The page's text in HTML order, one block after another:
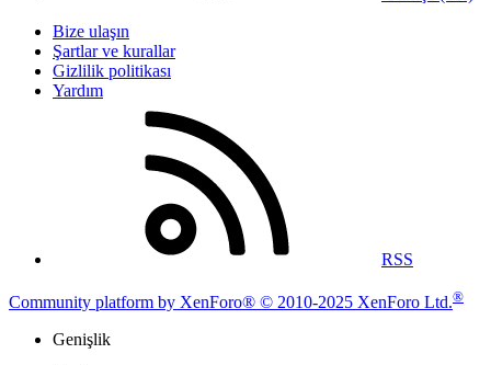
Bize ulaşın
Şartlar ve kurallar
Gizlilik politikası
Yardım
RSS
Community platform by XenForo® © 2010-2025 XenForo Ltd.®
Genişlik